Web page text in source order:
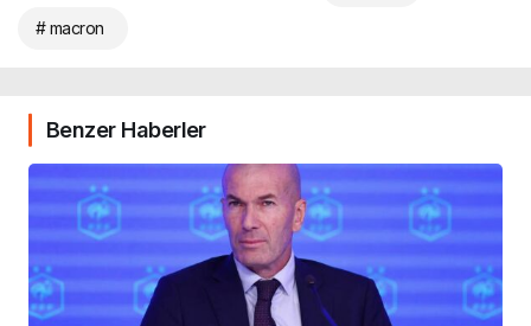
# macron
Benzer Haberler